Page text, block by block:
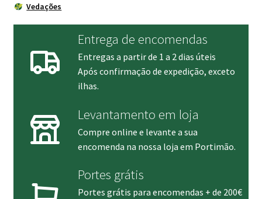
Vedações
Entrega de encomendas
Entregas a partir de 1 a 2 dias úteis
Após confirmação de expedição, exceto
ilhas.
Levantamento em loja
Compre online e levante a sua
encomenda na nossa loja em Portimão.
Portes grátis
Portes grátis para encomendas + de 200€